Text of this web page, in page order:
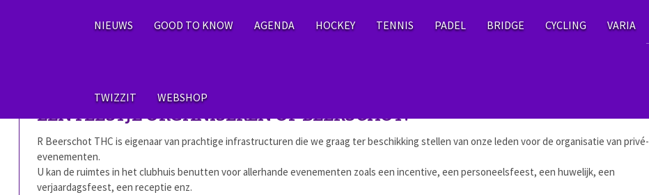
NIEUWS GOOD TO KNOW AGENDA HOCKEY TENNIS PADEL BRIDGE CYCLING VARIA
TWIZZIT WEBSHOP
EEN FEESTJE ORGANISEREN OP BEERSCHOT?
R Beerschot THC is eigenaar van prachtige infrastructuren die we graag ter beschikking stellen van onze leden voor de organisatie van privé-
evenementen.
U kan de ruimtes in het clubhuis benutten voor allerhande evenementen zoals een incentive, een personeelsfeest, een huwelijk, een
verjaardagsfeest, een receptie enz.